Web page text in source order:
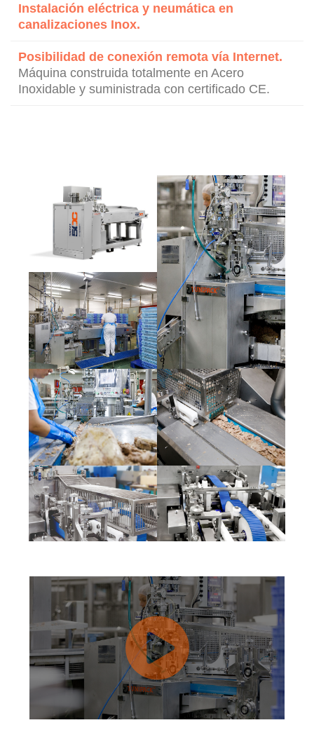
Instalación eléctrica y neumática en
canalizaciones Inox.
Posibilidad de conexión remota vía Internet.
Máquina construida totalmente en Acero
Inoxidable y suministrada con certificado CE.